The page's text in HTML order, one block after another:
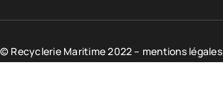
Scolaires
© Recyclerie Maritime 2022 – mentions légales